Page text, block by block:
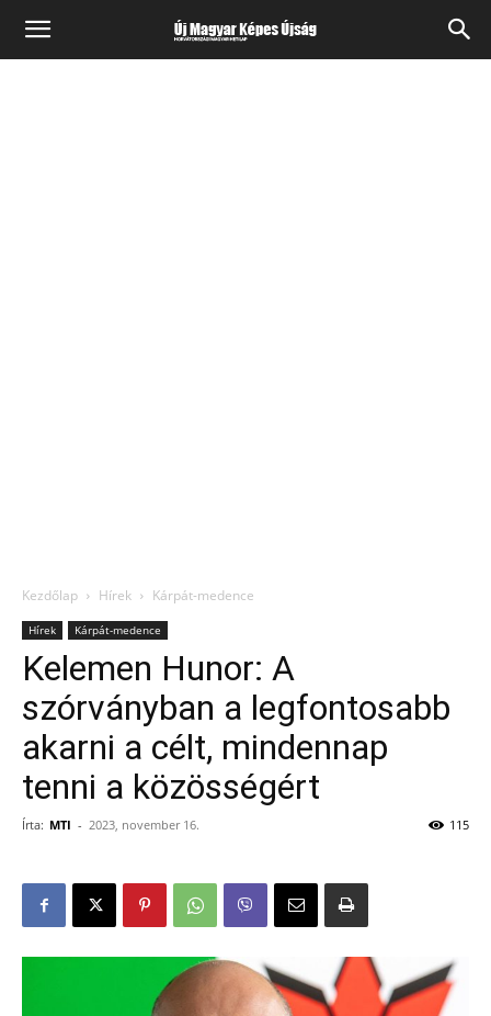
Kezdőlap Hírek Kárpát-medence
Hírek Kárpát-medence
Kelemen Hunor: A
szórványban a legfontosabb
akarni a célt, mindennap
tenni a közösségért
Írta: MTI - 2023, november 16. 115